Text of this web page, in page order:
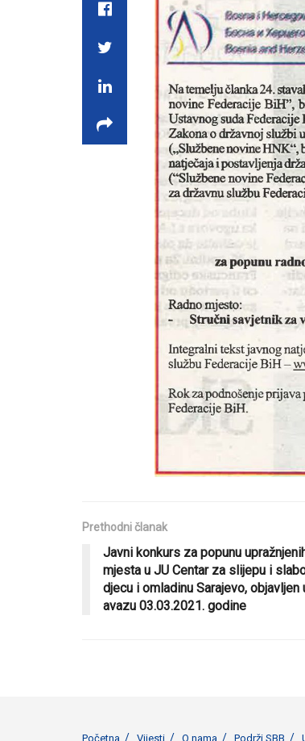
Prethodni članak
Javni konkurs za popunu
mjesta u JU Centar za slijepu i
djecu i omladinu Sarajevo, objavljen
avazu 03.03.2021. godine
Početna Vijesti O nama Podrži SBB